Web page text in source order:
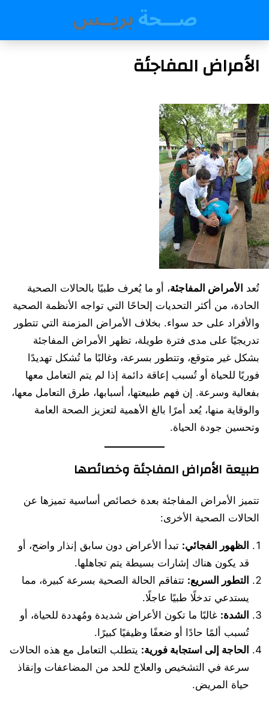
الأمراض المفاجئة
تُعد الأمراض المفاجئة، أو ما يُعرف طبيًا بالحالات الصحية
الحادة، من أكثر التحديات إلحاحًا التي تواجه الأنظمة الصحية
والأفراد على حد سواء. بخلاف الأمراض المزمنة التي تتطور
تدريجيًا على مدى فترة طويلة، تظهر الأمراض المفاجئة
بشكل غير متوقع، وتتطور بسرعة، وغالبًا ما تُشكل تهديدًا
فوريًا للحياة أو تُسبب إعاقة دائمة إذا لم يتم التعامل معها
بفعالية وسرعة. إن فهم طبيعتها، أسبابها، طرق التعامل معها،
والوقاية منها، يُعد أمرًا بالغ الأهمية لتعزيز الصحة العامة
وتحسين جودة الحياة.
طبيعة الأمراض المفاجئة وخصائصها
تتميز الأمراض المفاجئة بعدة خصائص أساسية تميزها عن
الحالات الصحية الأخرى:
الظهور الفجائي: تبدأ الأعراض دون سابق إنذار واضح، أو
قد يكون هناك إشارات بسيطة يتم تجاهلها.
التطور السريع: تتفاقم الحالة الصحية بسرعة كبيرة، مما
يستدعي تدخلًا طبيًا عاجلًا.
الشدة: غالبًا ما تكون الأعراض شديدة ومُهددة للحياة، أو
تُسبب ألمًا حادًا أو ضعفًا وظيفيًا كبيرًا.
الحاجة إلى استجابة فورية: يتطلب التعامل مع هذه الحالات
سرعة في التشخيص والعلاج للحد من المضاعفات وإنقاذ
حياة المريض.